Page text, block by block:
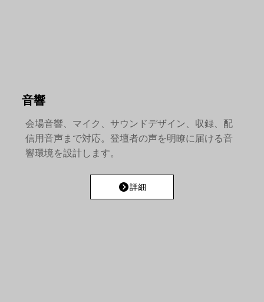
音響
会場音響、マイク、サウンドデザイン、収録、配
信用音声まで対応。登壇者の声を明瞭に届ける音
響環境を設計します。
詳細